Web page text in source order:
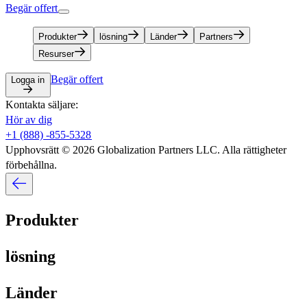
Begär offert​​
Produkter​​ lösning​​ Länder​​
Partners​​
Resurser​​
Logga in​​ Begär offert​​
Kontakta säljare:​​
Hör av dig​​
+1 (888) -855-5328​​
Upphovsrätt © 2026 Globalization Partners LLC. Alla rättigheter
förbehållna.​​
Produkter​​
lösning​​
Länder​​